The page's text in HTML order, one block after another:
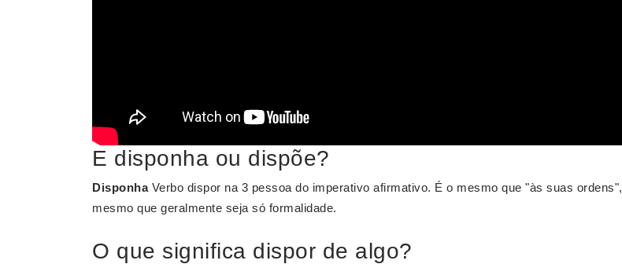
E disponha ou dispõe?
DisponhaVerbo dispor na 3 pessoa do imperativo afirmativo. É o mesmo que "às suas ordens",
mesmo que geralmente seja só formalidade.
O que significa dispor de algo?